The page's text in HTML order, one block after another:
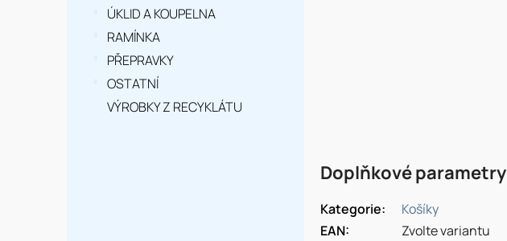
ÚKLID A KOUPELNA
RAMÍNKA
PŘEPRAVKY
OSTATNÍ
VÝROBKY Z RECYKLÁTU
Doplňkové parametry
Kategorie:
Košíky
EAN:
Zvolte variantu